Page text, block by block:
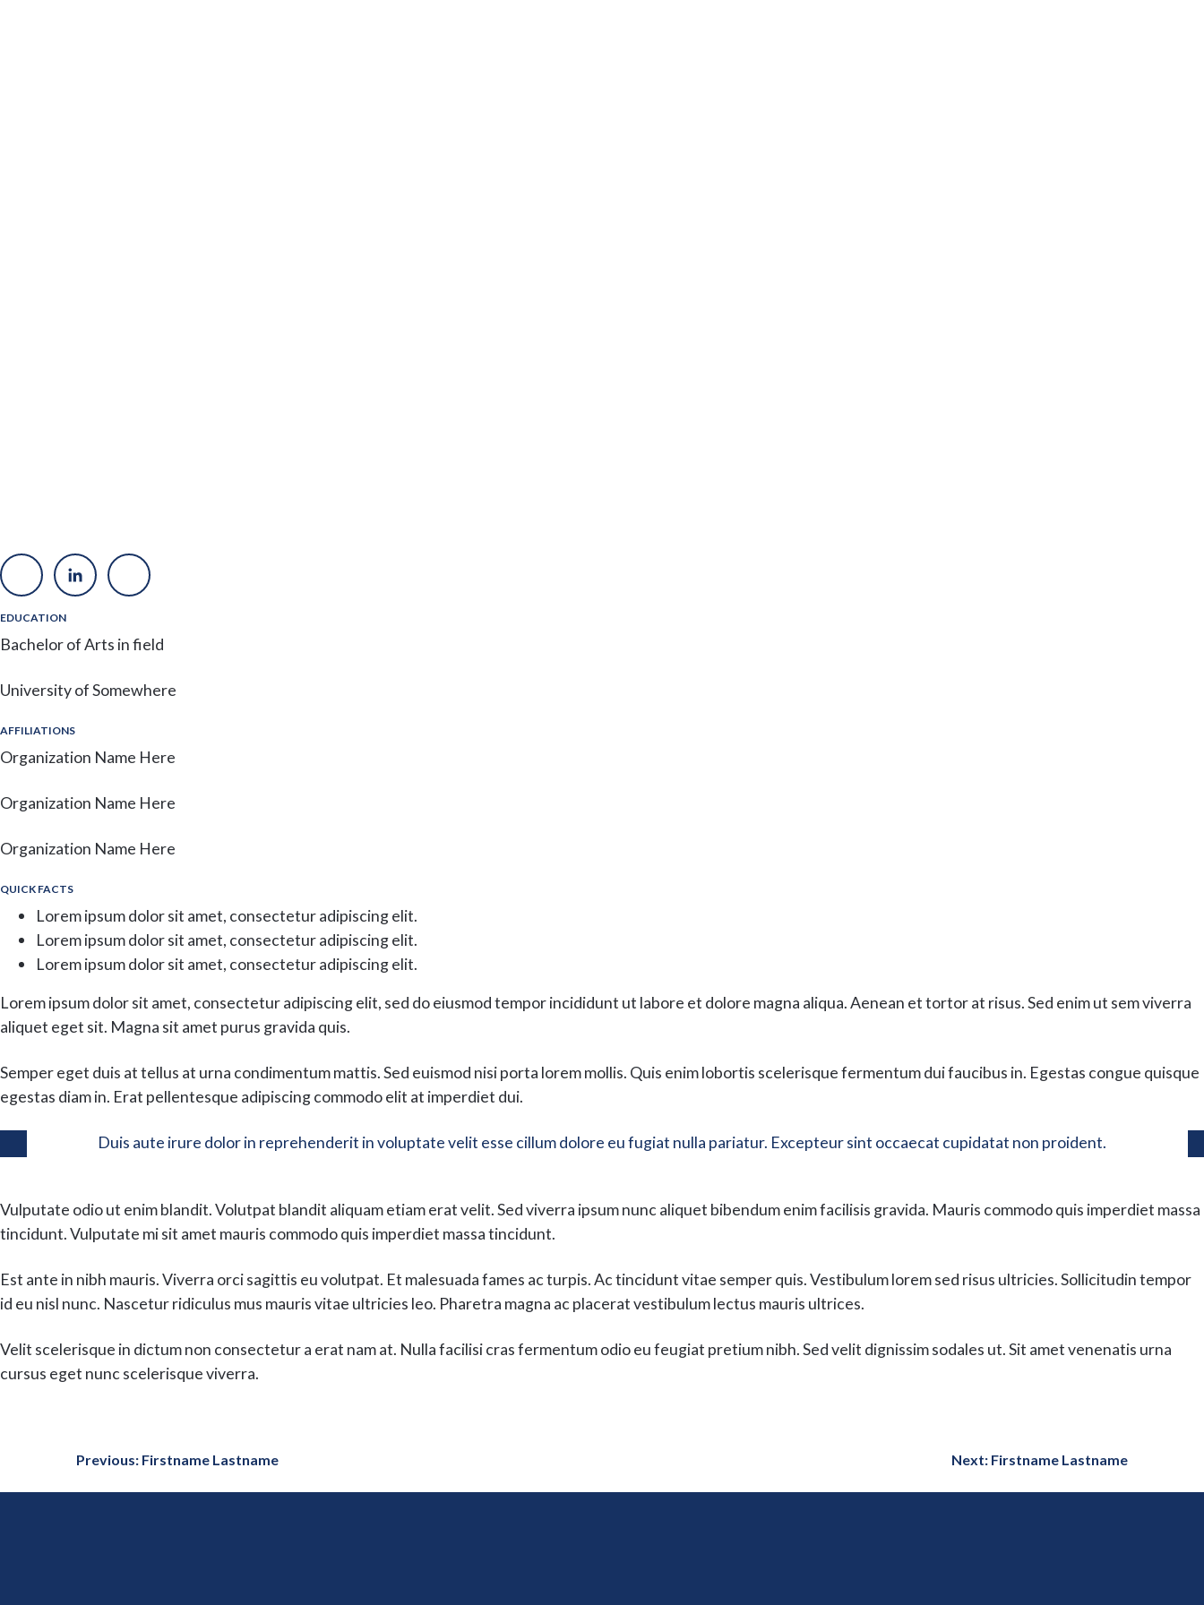
EDUCATION
Bachelor of Arts in field
University of Somewhere
AFFILIATIONS
Organization Name Here
Organization Name Here
Organization Name Here
QUICK FACTS
Lorem ipsum dolor sit amet, consectetur adipiscing elit.
Lorem ipsum dolor sit amet, consectetur adipiscing elit.
Lorem ipsum dolor sit amet, consectetur adipiscing elit.
Lorem ipsum dolor sit amet, consectetur adipiscing elit, sed do eiusmod tempor incididunt ut labore et dolore magna aliqua. Aenean et tortor at risus. Sed enim ut sem viverra
aliquet eget sit. Magna sit amet purus gravida quis.
Semper eget duis at tellus at urna condimentum mattis. Sed euismod nisi porta lorem mollis. Quis enim lobortis scelerisque fermentum dui faucibus in. Egestas congue quisque
egestas diam in. Erat pellentesque adipiscing commodo elit at imperdiet dui.
Duis aute irure dolor in reprehenderit in voluptate velit esse cillum dolore eu fugiat nulla pariatur. Excepteur sint occaecat cupidatat non proident.
Vulputate odio ut enim blandit. Volutpat blandit aliquam etiam erat velit. Sed viverra ipsum nunc aliquet bibendum enim facilisis gravida. Mauris commodo quis imperdiet massa
tincidunt. Vulputate mi sit amet mauris commodo quis imperdiet massa tincidunt.
Est ante in nibh mauris. Viverra orci sagittis eu volutpat. Et malesuada fames ac turpis. Ac tincidunt vitae semper quis. Vestibulum lorem sed risus ultricies. Sollicitudin tempor
id eu nisl nunc. Nascetur ridiculus mus mauris vitae ultricies leo. Pharetra magna ac placerat vestibulum lectus mauris ultrices.
Velit scelerisque in dictum non consectetur a erat nam at. Nulla facilisi cras fermentum odio eu feugiat pretium nibh. Sed velit dignissim sodales ut. Sit amet venenatis urna
cursus eget nunc scelerisque viverra.
Previous: Firstname Lastname Next: Firstname Lastname